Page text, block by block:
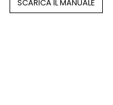
SCARICA IL MANUALE